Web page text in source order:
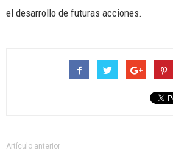
el desarrollo de futuras acciones.
Artículo anterior